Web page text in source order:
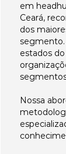
em
Ceará,
dos
estados
Nossa